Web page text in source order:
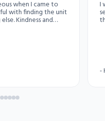
when I came to
with finding the unit
Kindness and
I
-